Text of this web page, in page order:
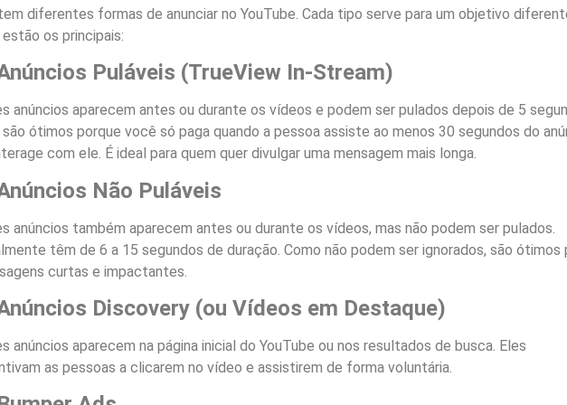
diferentes formas de anunciar no YouTube. Cada tipo serve para um objetivo
estão os principais:
Puláveis (TrueView In-Stream)
anúncios aparecem antes ou durante os vídeos e podem ser pulados depois de 5
são ótimos porque você só paga quando a pessoa assiste ao menos 30 segundos do
com ele. É ideal para quem quer divulgar uma mensagem mais longa.
Não Puláveis
anúncios também aparecem antes ou durante os vídeos, mas não podem ser pulados.
têm de 6 a 15 segundos de duração. Como não podem ser ignorados, são ótimos
curtas e impactantes.
Discovery (ou Vídeos em Destaque)
anúncios aparecem na página inicial do YouTube ou nos resultados de busca. Eles
as pessoas a clicarem no vídeo e assistirem de forma voluntária.